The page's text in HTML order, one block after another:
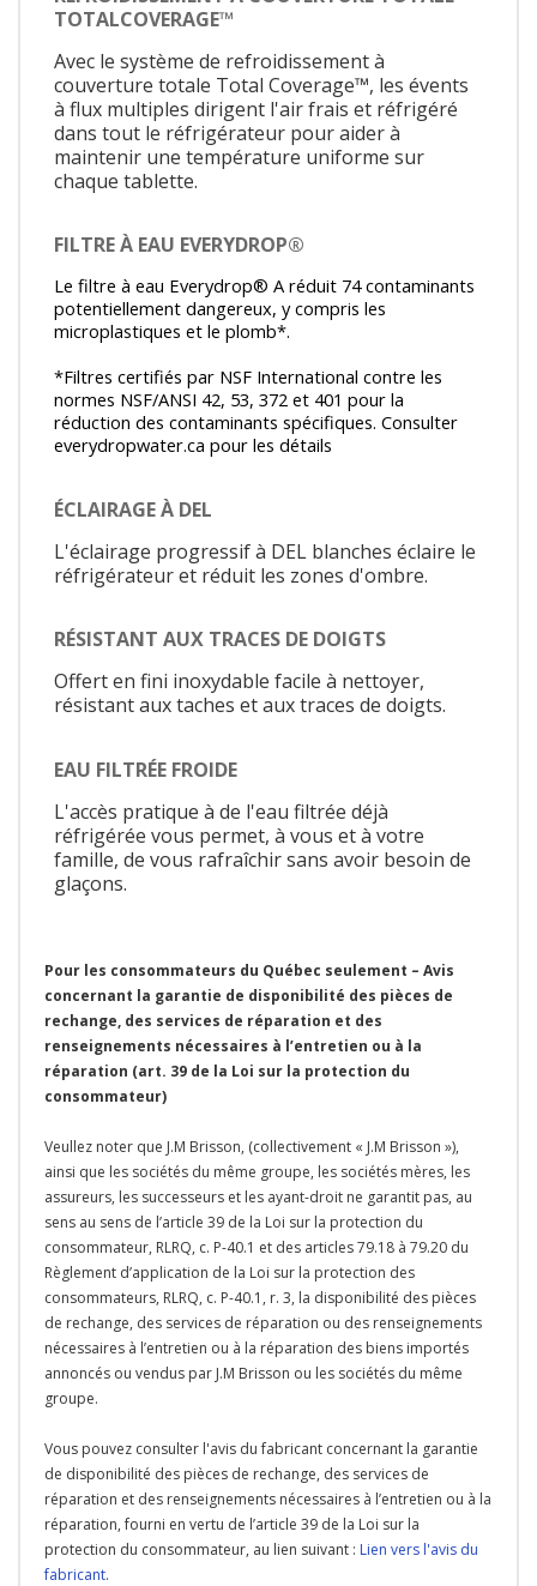
TOTALCOVERAGE™
Avec le système de refroidissement à
couverture totale Total Coverage™, les évents
à flux multiples dirigent l'air frais et réfrigéré
dans tout le réfrigérateur pour aider à
maintenir une température uniforme sur
chaque tablette.
FILTRE À EAU EVERYDROP®
Le filtre à eau Everydrop® A réduit 74 contaminants
potentiellement dangereux, y compris les
microplastiques et le plomb*.
*Filtres certifiés par NSF International contre les
normes NSF/ANSI 42, 53, 372 et 401 pour la
réduction des contaminants spécifiques. Consulter
everydropwater.ca pour les détails
ÉCLAIRAGE À DEL
L'éclairage progressif à DEL blanches éclaire le
réfrigérateur et réduit les zones d'ombre.
RÉSISTANT AUX TRACES DE DOIGTS
Offert en fini inoxydable facile à nettoyer,
résistant aux taches et aux traces de doigts.
EAU FILTRÉE FROIDE
L'accès pratique à de l'eau filtrée déjà
réfrigérée vous permet, à vous et à votre
famille, de vous rafraîchir sans avoir besoin de
glaçons.
Pour les consommateurs du Québec seulement – Avis
concernant la garantie de disponibilité des pièces de
rechange, des services de réparation et des
renseignements nécessaires à l’entretien ou à la
réparation (art. 39 de la Loi sur la protection du
consommateur)
Veullez noter que J.M Brisson, (collectivement « J.M Brisson »),
ainsi que les sociétés du même groupe, les sociétés mères, les
assureurs, les successeurs et les ayant-droit ne garantit pas, au
sens au sens de l’article 39 de la Loi sur la protection du
consommateur, RLRQ, c. P-40.1 et des articles 79.18 à 79.20 du
Règlement d’application de la Loi sur la protection des
consommateurs, RLRQ, c. P-40.1, r. 3, la disponibilité des pièces
de rechange, des services de réparation ou des renseignements
nécessaires à l’entretien ou à la réparation des biens importés
annoncés ou vendus par J.M Brisson ou les sociétés du même
groupe.
Vous pouvez consulter l'avis du fabricant concernant la garantie
de disponibilité des pièces de rechange, des services de
réparation et des renseignements nécessaires à l’entretien ou à la
réparation, fourni en vertu de l’article 39 de la Loi sur la
protection du consommateur, au lien suivant : Lien vers l'avis du
fabricant.